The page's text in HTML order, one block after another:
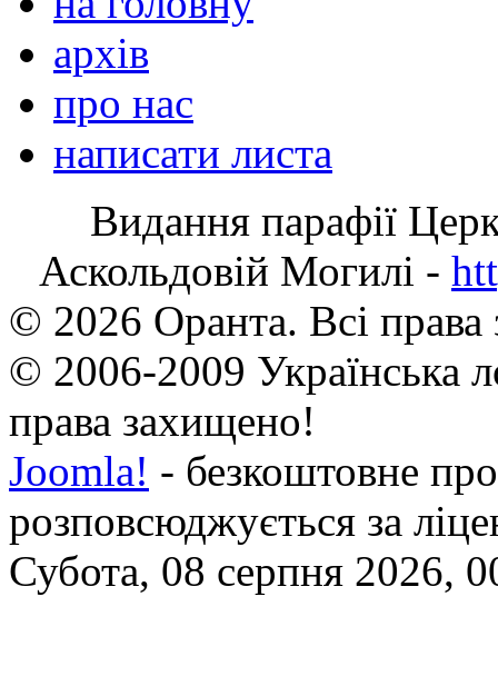
архів
про нас
написати листа
Видання парафії
Аскольдовій Могилі -
© 2026 Оранта. Всі
© 2006-2009 Українська
права захищено!
Joomla! - безкоштовне
розповсюджується за
Субота, 08 серпня 2026,